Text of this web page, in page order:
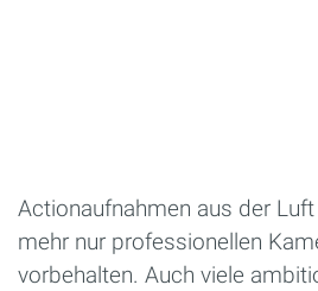
Actionaufnahmen aus der
mehr nur professionellen
vorbehalten. Auch viele